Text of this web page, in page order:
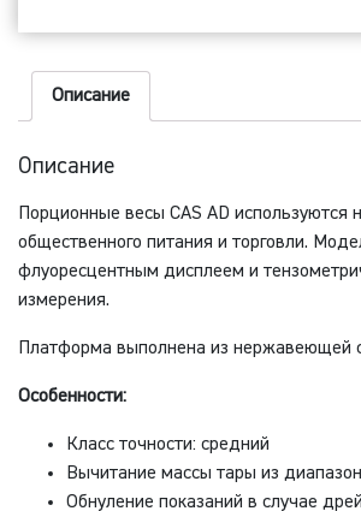
Описание
Описание
Порционные весы CAS AD используются
общественного питания и торговли.
флуоресцентным дисплеем и
измерения.
Платформа выполнена из нержавеющей
Особенности:
Класс точности: средний
Вычитание массы тары из
Обнуление показаний в случае